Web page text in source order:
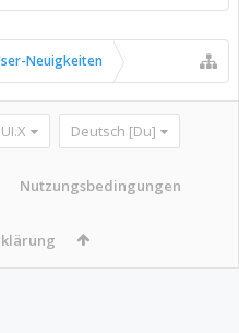
Neuigkeiten
Deutsch [Du]
Nutzungsbedingungen